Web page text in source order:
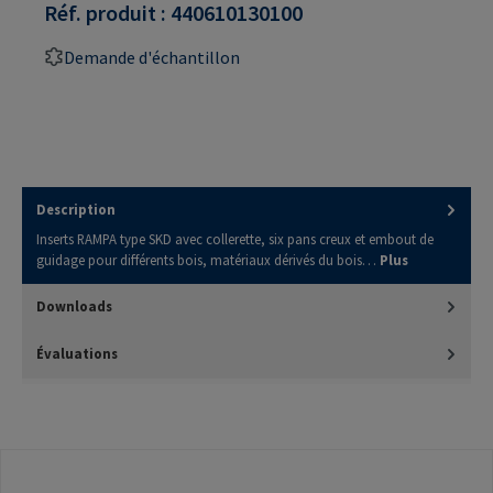
Réf. produit : 440610130100
Demande d'échantillon
Description
Inserts RAMPA type SKD avec collerette, six pans creux et embout de
guidage pour différents bois, matériaux dérivés du bois… Plus
Downloads
Évaluations